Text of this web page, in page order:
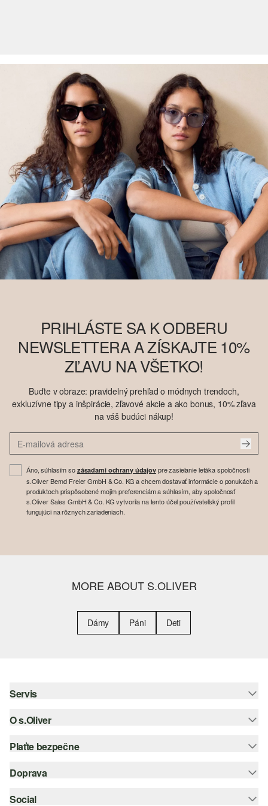
PRIHLÁSTE SA K ODBERU
NEWSLETTERA A ZÍSKAJTE 10%
ZĽAVU NA VŠETKO!
Buďte v obraze: pravidelný prehľad o módnych trendoch,
exkluzívne tipy a inšpirácie, zľavové akcie a ako bonus, 10% zľava
na váš budúci nákup!
Áno, súhlasím so zásadami ochrany údajovpre zasielanie letáka spoločnosti
s.Oliver Bernd Freier GmbH & Co. KG a chcem dostavať informácie o ponukách a
produktoch prispôsobené mojim preferenciám a súhlasím, aby spoločnosť
s.Oliver Sales GmbH & Co. KG vytvorila na tento účel používateľský profil
fungujúci na rôznych zariadeniach.
MORE ABOUT S.OLIVER
Dámy Páni Deti
Servis
Pomoc a FAQ
Nápoveda k veľkostiam
O s.Oliver
Leták
Plaťte bezpečne
Kreditná karta
Doprava
Slovenská pošta
Social